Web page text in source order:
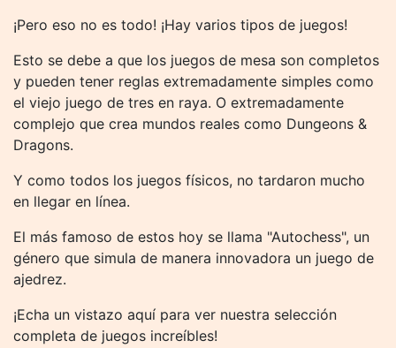
¡Pero eso no es todo! ¡Hay varios tipos de juegos!
Esto se debe a que los juegos de mesa son completos
y pueden tener reglas extremadamente simples como
el viejo juego de tres en raya. O extremadamente
complejo que crea mundos reales como Dungeons &
Dragons.
Y como todos los juegos físicos, no tardaron mucho
en llegar en línea.
El más famoso de estos hoy se llama "Autochess", un
género que simula de manera innovadora un juego de
ajedrez.
¡Echa un vistazo aquí para ver nuestra selección
completa de juegos increíbles!